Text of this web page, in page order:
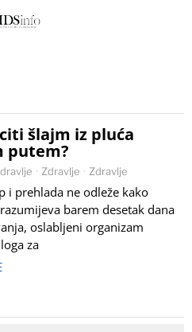
šlajm iz pluća
putem?
· Zdravlje · Zdravlje
i prehlada ne odleže kako
barem desetak dana
oslabljeni organizam
za